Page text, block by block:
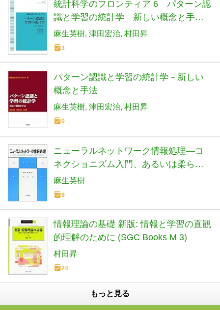
統計科学のフロンティア 6 パターン認
識と学習の統計学 新しい概念と手法
(岩波オンデマンドブックス)
麻生英樹 津田宏治 村田昇
3
パターン認識と学習の統計学－新しい
概念と手法
麻生英樹 津田宏治 村田昇
0
ニューラルネットワーク情報処理―コ
ネクショニズム入門、あるいは柔らか
な記号に向けて
麻生英樹
9
情報理論の基礎 新版: 情報と学習の直観
的理解のために (SGC Books M 3)
村田昇
24
もっと見る